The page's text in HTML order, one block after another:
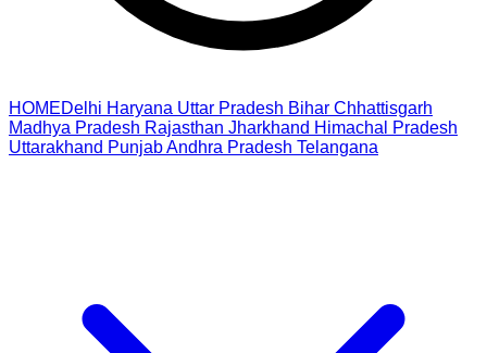
HOMEDelhi Haryana Uttar Pradesh Bihar Chhattisgarh
Madhya Pradesh Rajasthan Jharkhand Himachal Pradesh
Uttarakhand PunjabAndhra Pradesh Telangana